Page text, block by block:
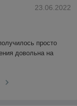
23.06.2022
просто
довольна на